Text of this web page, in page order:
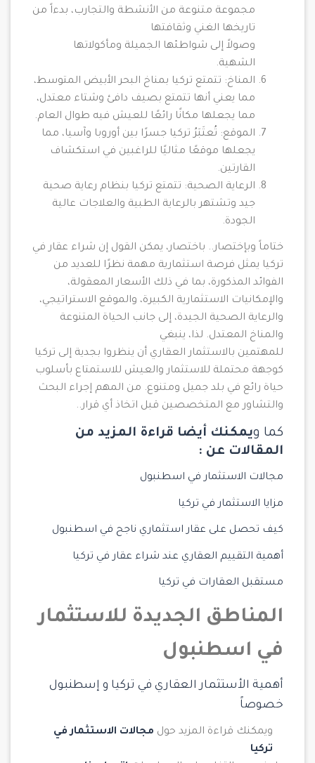
مجموعة متنوعة من الأنشطة والتجارب، بدءاً من
تاريخها الغني وثقافتها
وصولاً إلى شواطئها الجميلة ومأكولاتها
الشهية.
المناخ: تتمتع تركيا بمناخ البحر الأبيض المتوسط،
مما يعني أنها تتمتع بصيف دافئ وشتاء معتدل،
مما يجعلها مكانًا رائعًا للعيش فيه طوال العام.
الموقع: تُعتَبَرُ تركيا جسرًا بين أوروبا وآسيا، مما
يجعلها موقعًا مثاليًا للراغبين في استكشاف
القارتين.
الرعاية الصحية: تتمتع تركيا بنظام رعاية صحية
جيد وتشتهر بالرعاية الطبية والعلاجات عالية
الجودة.
ختاماً وبإختصار.. باختصار، يمكن القول إن شراء عقار في
تركيا يمثل فرصة استثمارية مهمة نظرًا للعديد من
الفوائد المذكورة، بما في ذلك الأسعار المعقولة،
والإمكانيات الاستثمارية الكبيرة، والموقع الاستراتيجي،
والرعاية الصحية الجيدة، إلى جانب الحياة المتنوعة
والمناخ المعتدل. لذا، ينبغي
للمهتمين بالاستثمار العقاري أن ينظروا بجدية إلى تركيا
كوجهة محتملة للاستثمار والعيش للاستمتاع بأسلوب
حياة رائع في بلد جميل ومتنوع. من المهم إجراء البحث
والتشاور مع المتخصصين قبل اتخاذ أي قرار..
كما ويمكنك أيضا قراءة المزيد من
المقالات عن :
مجالات الاستثمار في اسطنبول
مزايا الاستثمار في تركيا
كيف تحصل على عقار استثماري ناجح في اسطنبول
أهمية التقييم العقاري عند شراء عقار في تركيا
مستقبل العقارات في تركيا
المناطق الجديدة للاستثمار
في اسطنبول
أهمية الأستثمار العقاري في تركيا و إسطنبول
خصوصاً
ويمكنك قراءة المزيد حول مجالات الاستثمار في
تركيا